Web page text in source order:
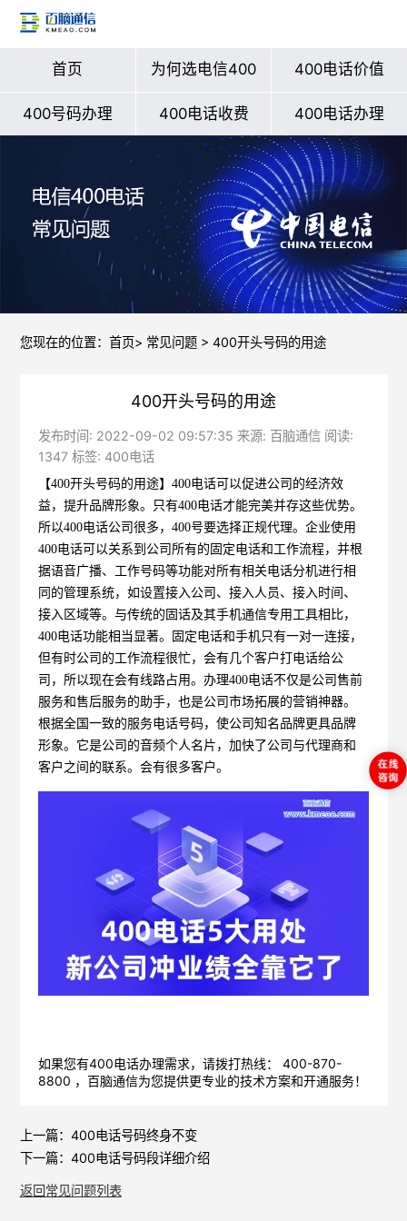
首页 为何选电信400 400电话价值
400号码办理 400电话收费 400电话办理
您现在的位置： 首页> 常见问题> 400开头号码的用途
400开头号码的用途
发布时间: 2022-09-02 09:57:35 来源: 百脑通信 阅读:
1347 标签: 400电话
【400开头号码的用途】400电话可以促进公司的经济效
益，提升品牌形象。只有400电话才能完美并存这些优势。
所以400电话公司很多，400号要选择正规代理。企业使用
400电话可以关系到公司所有的固定电话和工作流程，并根
据语音广播、工作号码等功能对所有相关电话分机进行相
同的管理系统，如设置接入公司、接入人员、接入时间、
接入区域等。与传统的固话及其手机通信专用工具相比，
400电话功能相当显著。固定电话和手机只有一对一连接，
但有时公司的工作流程很忙，会有几个客户打电话给公
司，所以现在会有线路占用。办理400电话不仅是公司售前
服务和售后服务的助手，也是公司市场拓展的营销神器。
根据全国一致的服务电话号码，使公司知名品牌更具品牌
形象。它是公司的音频个人名片，加快了公司与代理商和
客户之间的联系。会有很多客户。
如果您有400电话办理需求，请拨打热线： 400-870-
8800 ，百脑通信为您提供更专业的技术方案和开通服务！
上一篇： 400电话号码终身不变
下一篇： 400电话号码段详细介绍
返回常见问题列表